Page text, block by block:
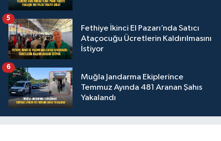
Fethiye İkinci El Pazarı’nda Satıcı
Ataçocuğu Ücretlerin Kaldırılmasını
İstiyor
5
Muğla Jandarma Ekiplerince
Temmuz Ayında 481 Aranan Şahıs
Yakalandı
6